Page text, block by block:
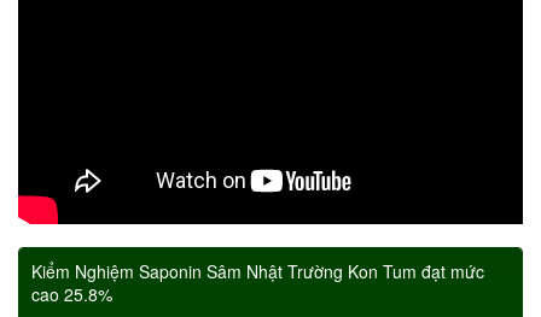
Kiểm Nghiệm Saponin Sâm Nhật Trường Kon Tum đạt mức
cao 25.8%